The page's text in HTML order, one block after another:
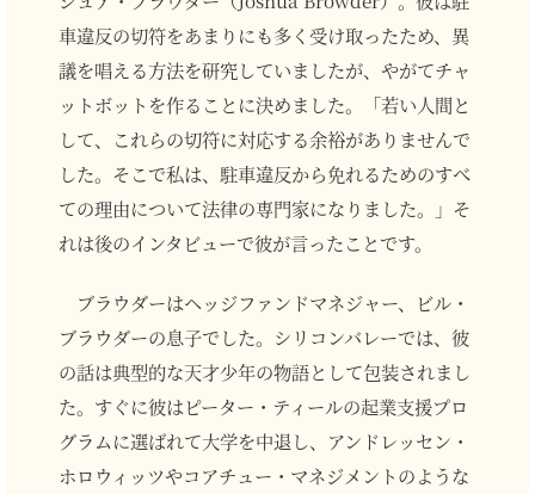
車違反の切符をあまりにも多く受け取ったため、異
議を唱える方法を研究していましたが、やがてチャ
ットボットを作ることに決めました。「若い人間と
して、これらの切符に対応する余裕がありませんで
した。そこで私は、駐車違反から免れるためのすべ
ての理由について法律の専門家になりました。」そ
れは後のインタビューで彼が言ったことです。
ブラウダーはヘッジファンドマネジャー、ビル・
ブラウダーの息子でした。シリコンバレーでは、彼
の話は典型的な天才少年の物語として包装されまし
た。すぐに彼はピーター・ティールの起業支援プロ
グラムに選ばれて大学を中退し、アンドレッセン・
ホロウィッツやコアチュー・マネジメントのような